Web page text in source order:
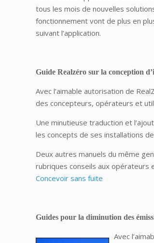
tous les mois de nouvelles
fonctionnement vont de plus en
suivant l’application.
Guide Realzéro sur la conception
Avec l’aimable autorisation de
des concepteurs, opérateurs et
Une minutieuse traduction et
les concepts de ses installations
Deux autres manuels du même
rubriques conseils aux opérateurs
Concevoir sans fuite
Guides pour la diminution des
Avec